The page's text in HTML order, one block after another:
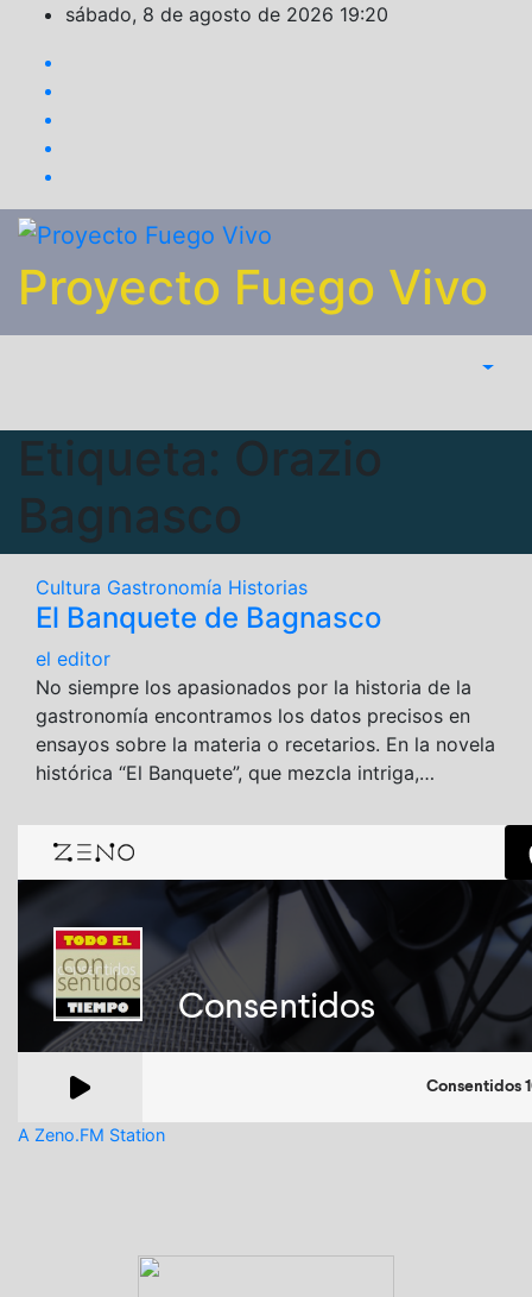
Saltar
contenido
sábado, 8 de agosto de 2026 19:20
Proyecto Fuego Vivo
Etiqueta: Orazio
Bagnasco
Cultura Gastronomía Historias
El Banquete de Bagnasco
el editor
No siempre los apasionados por la historia de la
gastronomía encontramos los datos precisos en
ensayos sobre la materia o recetarios. En la novela
histórica “El Banquete”, que mezcla intriga,…
A Zeno.FM Station